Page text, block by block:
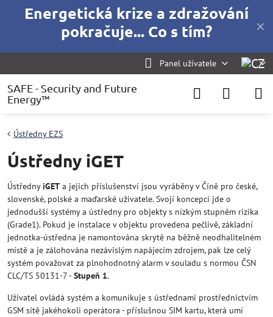
✕
Energetická krize a zdražování
pokračuje... Co s tím?
Panel uživatele
SAFE - Security and Future
Energy™
Ústředny EZS
Ústředny iGET
ÚstřednyiGET a jejich příslušenství jsou vyráběny v Číně pro české,
slovenské, polské a maďarské uživatele. Svojí koncepcí jde o
jednodušší systémy a ústředny pro objekty s nízkým stupněm rizika
(Grade1). Pokud je instalace v objektu provedena pečlivě, základní
jednotka-ústředna je namontována skrytě na běžně neodhalitelném
místě a je zálohována nezávislým napájecím zdrojem, pak lze celý
systém považovat za plnohodnotný alarm v souladu s normou ČSN
CLC/TS 50131-7 -Stupeň 1.
Uživatel ovládá systém a komunikuje s ústřednami prostřednictvím
GSM sítě jakéhokoli operátora - příslušnou SIM kartu, která umí